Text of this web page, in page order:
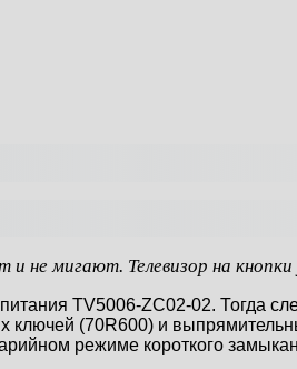
не мигают. Телевизор на кнопки
TV5006-ZC02-02. Тогда
ключей (70R600) и
режиме короткого